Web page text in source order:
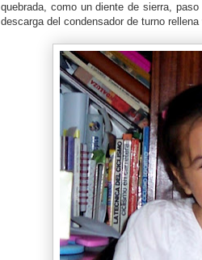
quebrada, como un diente de sierra,
descarga del condensador de turno